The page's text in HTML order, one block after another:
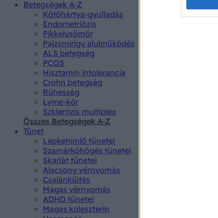
Betegségek A-Z
Kötőhártya-gyulladás
Endometriózis
Pikkelysömör
Pajzsmirigy alulműködés
ALS betegség
PCOS
Hisztamin intolerancia
Crohn betegség
Rühesség
Lyme-kór
Szklerózis multiplex
Összes Betegségek A-Z
Tünet
Lepkehimlő tünetei
Szamárköhögés tünetei
Skarlát tünetei
Alacsony vérnyomás
Csalánkiütés
Magas vérnyomás
ADHD tünetei
Magas koleszterin